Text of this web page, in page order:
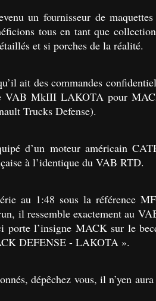
un fournisseur de
tous en tant que
et si porches de la réalité.
ait des commandes
VAB MkIII LAKOTA pour
Trucks Defense).
d’un moteur américain
à l’identique du VAB RTD.
au 1:48 sous la référence
il ressemble exactement au
porte l’insigne MACK sur le
DEFENSE - LAKOTA ».
dépêchez vous, il n’yen